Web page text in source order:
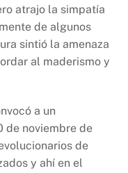
atrajo la simpatía
de algunos
sintió la amenaza
al maderismo y
a un
de noviembre de
de
y ahí en el